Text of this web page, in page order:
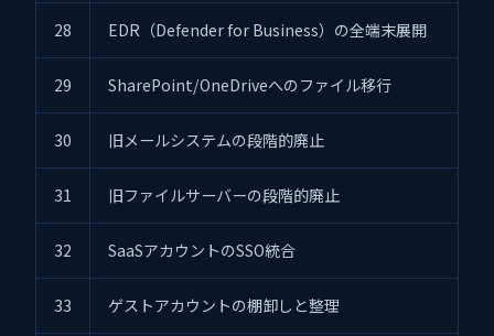
28 EDR（Defender for Business）の全端末展開
29 SharePoint/OneDriveへのファイル移行
30 旧メールシステムの段階的廃止
31 旧ファイルサーバーの段階的廃止
32 SaaSアカウントのSSO統合
33 ゲストアカウントの棚卸しと整理